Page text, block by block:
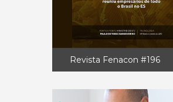
Revista Fenacon #196